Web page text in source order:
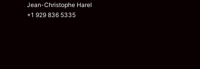
Jean-Christophe Harel
+1 929 836 5335